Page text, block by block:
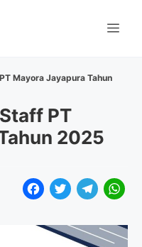
Mayora Jayapura Tahun
PT
2025
F
T
i
T
l
W
a